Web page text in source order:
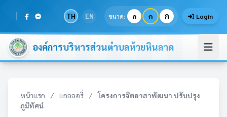
TH EN ขนาด: ก ก ก Login
องค์การบริหารส่วนตำบลห้วยหินลาด
หน้าแรก / แกลลอรี่ /
โครงการจิตอาสาพัฒนา ปรับปรุง
ภูมิทัศน์